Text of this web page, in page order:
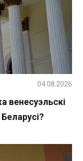
венесуэльскі
04.08.2026